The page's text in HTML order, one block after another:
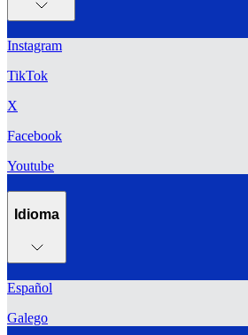
Instagram
TikTok
X
Facebook
Youtube
Idioma
Español
Galego